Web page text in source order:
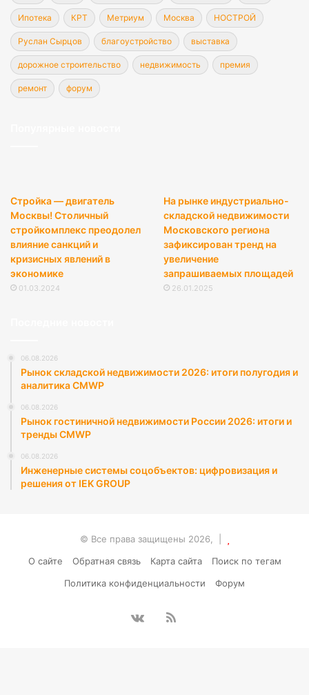
Ипотека КРТ Метриум Москва НОСТРОЙ
Руслан Сырцов благоустройство выставка
дорожное строительство недвижимость премия
ремонт форум
Стройка — двигатель
Москвы! Столичный
стройкомплекс преодолел
влияние санкций и
кризисных явлений в
экономике
01.03.2024
На рынке индустриально-
складской недвижимости
Московского региона
зафиксирован тренд на
увеличение
запрашиваемых площадей
26.01.2025
06.08.2026
Рынок складской недвижимости 2026: итоги полугодия и
аналитика CMWP
06.08.2026
Рынок гостиничной недвижимости России 2026: итоги и
тренды CMWP
06.08.2026
Инженерные системы соцобъектов: цифровизация и
решения от IEK GROUP
© Все права защищены 2026, |
О сайте
Обратная связь Карта сайта
Поиск по тегам
Политика конфиденциальности
Форум
vk.comRSS